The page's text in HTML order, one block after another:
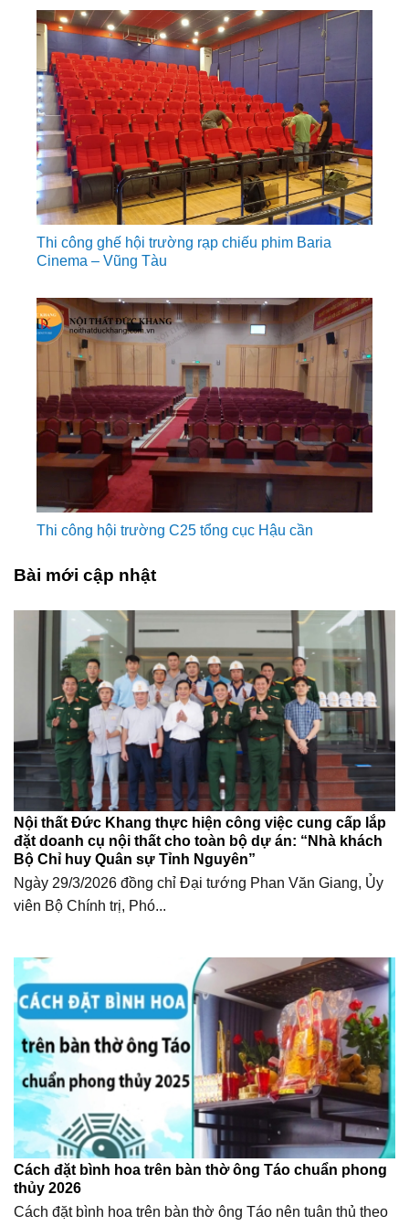
Thi công ghế hội trường rạp chiếu phim Baria
Cinema – Vũng Tàu
Thi công hội trường C25 tổng cục Hậu cần
Bài mới cập nhật
Nội thất Đức Khang thực hiện công việc cung cấp lắp
đặt doanh cụ nội thất cho toàn bộ dự án: “Nhà khách
Bộ Chỉ huy Quân sự Tỉnh Nguyên”
Ngày 29/3/2026 đồng chỉ Đại tướng Phan Văn Giang, Ủy
viên Bộ Chính trị, Phó...
Cách đặt bình hoa trên bàn thờ ông Táo chuẩn phong
thủy 2026
Cách đặt bình hoa trên bàn thờ ông Táo nên tuân thủ theo